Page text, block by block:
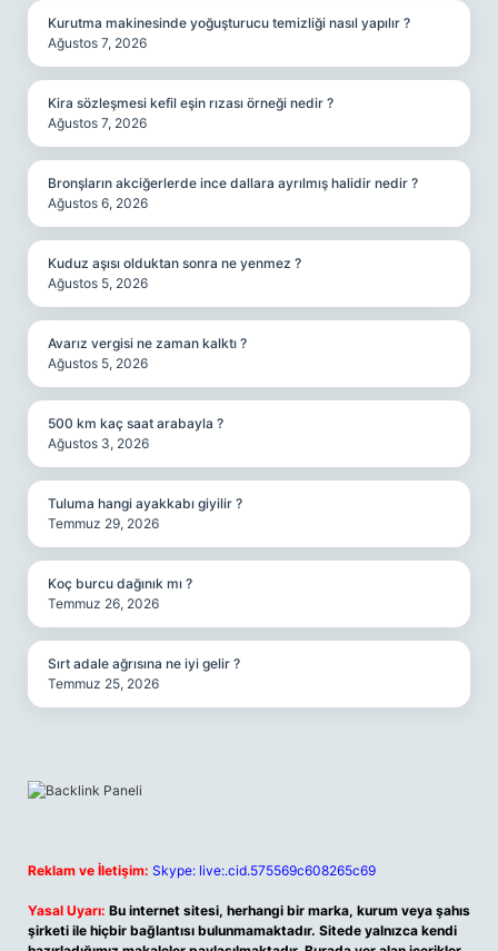
Kurutma makinesinde yoğuşturucu temizliği nasıl yapılır ?
Ağustos 7, 2026
Kira sözleşmesi kefil eşin rızası örneği nedir ?
Ağustos 7, 2026
Bronşların akciğerlerde ince dallara ayrılmış halidir nedir ?
Ağustos 6, 2026
Kuduz aşısı olduktan sonra ne yenmez ?
Ağustos 5, 2026
Avarız vergisi ne zaman kalktı ?
Ağustos 5, 2026
500 km kaç saat arabayla ?
Ağustos 3, 2026
Tuluma hangi ayakkabı giyilir ?
Temmuz 29, 2026
Koç burcu dağınık mı ?
Temmuz 26, 2026
Sırt adale ağrısına ne iyi gelir ?
Temmuz 25, 2026
Reklam ve İletişim: Skype: live:.cid.575569c608265c69
Yasal Uyarı: Bu internet sitesi, herhangi bir marka, kurum veya şahıs
şirketi ile hiçbir bağlantısı bulunmamaktadır. Sitede yalnızca kendi